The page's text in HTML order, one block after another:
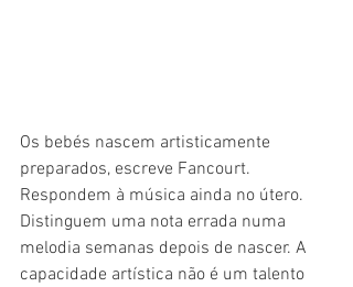
Os bebés nascem artisticamente
preparados, escreve Fancourt.
Respondem à música ainda no útero.
Distinguem uma nota errada numa
melodia semanas depois de nascer. A
capacidade artística não é um talento